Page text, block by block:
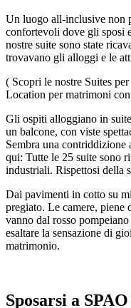
Un luogo all-inclusive non
confortevoli dove gli sposi
nostre suite sono state
trovavano gli alloggi e le
( Scopri le nostre Suites
Location per matrimoni
Gli ospiti alloggiano in
un balcone, con viste
Sembra una contriddizione
qui: Tutte le 25 suite sono
industriali. Rispettosi della
Dai pavimenti in cotto su
pregiato. Le camere, piene
vanno dal rosso
esaltare la sensazione di
matrimonio.
Sposarsi a